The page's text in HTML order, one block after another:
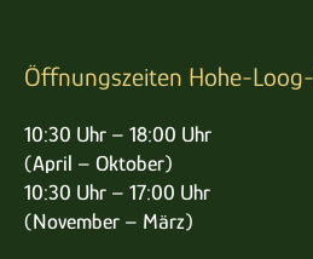
Öffnungszeiten Hohe-
10:30 Uhr – 18:00 Uhr
(April – Oktober)
10:30 Uhr – 17:00 Uhr
(November – März)